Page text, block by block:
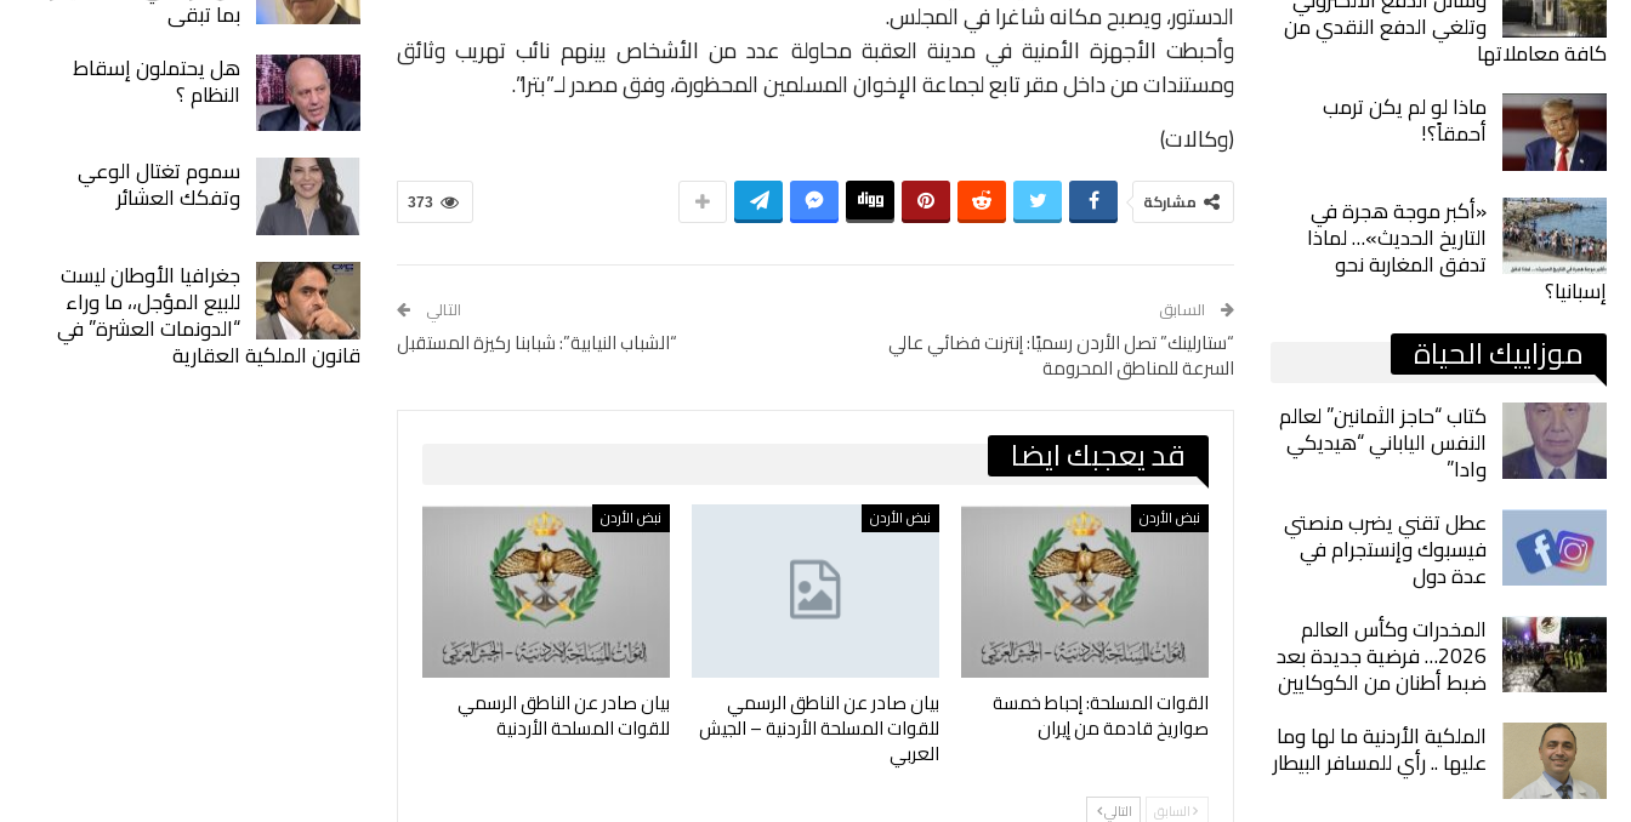
الدستور، ويصبح مكانه شاغرا في المجلس.
وأحبطت الأجهزة الأمنية في مدينة العقبة محاولة عدد من الأشخاص بينهم نائب تهريب وثائق
ومستندات من داخل مقر تابع لجماعة الإخوان المسلمين المحظورة، وفق مصدر لـ”بترا”.
(وكالات)
373 مشاركة
السابق
“ستارلينك” تصل الأردن رسميًا: إنترنت فضائي عالي
السرعة للمناطق المحرومة
التالي
“الشباب النيابية”: شبابنا ركيزة المستقبل
قد يعجبك ايضا
نبض الأردن
القوات المسلحة: إحباط خمسة
صواريخ قادمة من إيران
نبض الأردن
بيان صادر عن الناطق الرسمي
للقوات المسلحة الأردنية – الجيش
العربي
نبض الأردن
بيان صادر عن الناطق الرسمي
للقوات المسلحة الأردنية
السابق التالي
بما تبقى
هل يحتملون إسقاط
النظام ؟
سموم تغتال الوعي
وتفكك العشائر
جغرافيا الأوطان ليست
للبيع المؤجل،، ما وراء
“الدونمات العشرة” في
قانون الملكية العقارية
وتلغي الدفع النقدي من
كافة معاملاتها
ماذا لو لم يكن ترمب
أحمقاً؟!
«أكبر موجة هجرة في
التاريخ الحديث»… لماذا
تدفق المغاربة نحو
إسبانيا؟
موزاييك الحياة
كتاب “حاجز الثمانين” لعالم
النفس الياباني “هيديكي
وادا”
عطل تقني يضرب منصتي
فيسبوك وإنستجرام في
عدة دول
المخدرات وكأس العالم
2026… فرضية جديدة بعد
ضبط أطنان من الكوكايين
الملكية الأردنية ما لها وما
عليها .. رأي للمسافر البيطار